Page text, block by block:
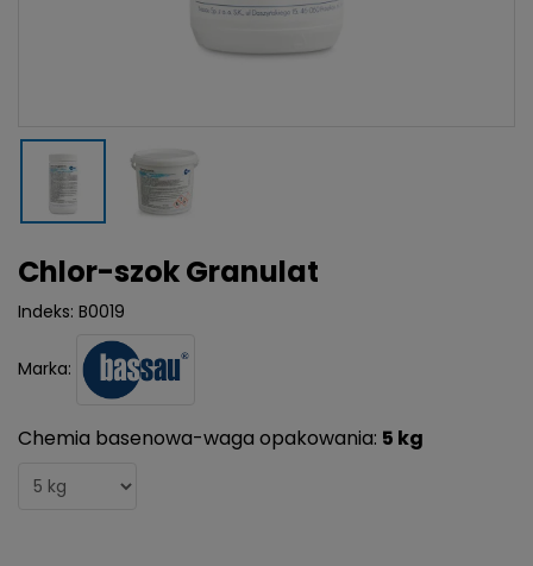
Chlor-szok Granulat
Indeks: B0019
Marka:
Chemia basenowa-waga opakowania: 5 kg